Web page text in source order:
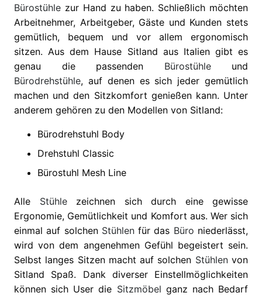
Bürostühle zur Hand zu haben. Schließlich möchten
Arbeitnehmer, Arbeitgeber, Gäste und Kunden stets
gemütlich, bequem und vor allem ergonomisch
sitzen. Aus dem Hause Sitland aus Italien gibt es
genau die passenden Bürostühleund
Bürodrehstühle, auf denen es sich jeder gemütlich
machen und den Sitzkomfort genießen kann. Unter
anderem gehören zu den Modellen von Sitland:
Bürodrehstuhl Body
Drehstuhl Classic
Bürostuhl Mesh Line
Alle Stühlezeichnen sich durch eine gewisse
Ergonomie, Gemütlichkeit und Komfort aus. Wer sich
einmal auf solchen Stühlenfür das Büro niederlässt,
wird von dem angenehmen Gefühl begeistert sein.
Selbst langes Sitzen macht auf solchen Stühlenvon
Sitland Spaß. Dank diverser Einstellmöglichkeiten
können sich User die Sitzmöbel ganz nach Bedarf